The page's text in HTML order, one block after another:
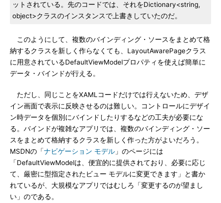
ットされている。先のコードでは、それをDictionary<string,
object>クラスのインスタンスで上書きしていたのだ。
このようにして、複数のバインディング・ソースをまとめて格
納するクラスを新しく作らなくても、LayoutAwarePageクラス
に用意されているDefaultViewModelプロパティを使えば簡単に
データ・バインドが行える。
ただし、同じことをXAMLコードだけでは行えないため、デザ
イン画面で表示に反映させるのは難しい。コントロールにデザイ
ン時データを個別にバインドしたりするなどの工夫が必要にな
る。バインドが複雑なアプリでは、複数のバインディング・ソー
スをまとめて格納するクラスを新しく作った方がよいだろう。
MSDNの「ナビゲーション モデル 」のページには
「DefaultViewModelは、便宜的に提供されており、必要に応じ
て、厳密に型指定されたビュー モデルに変更できます」と書か
れているが、大規模なアプリではむしろ「変更するのが望まし
い」のである。